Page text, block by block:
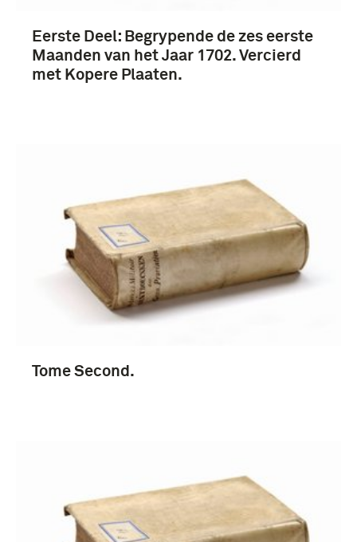
Eerste Deel: Begrypende de zes eerste
Maanden van het Jaar 1702. Vercierd
met Kopere Plaaten.
Tome Second.